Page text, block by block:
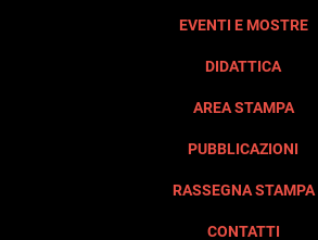
EVENTI E MOSTRE
DIDATTICA
AREA STAMPA
PUBBLICAZIONI
RASSEGNA STAMPA
CONTATTI